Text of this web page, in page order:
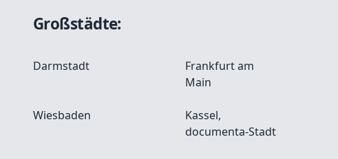
Großstädte:
Darmstadt
Frankfurt am
Main
Wiesbaden
Kassel,
documenta-Stadt